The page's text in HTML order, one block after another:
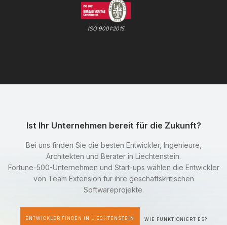
ISO 9001:2015
Ist Ihr Unternehmen bereit für die Zukunft?
Bei uns finden Sie die besten Entwickler, Ingenieure,
Architekten und Berater in Liechtenstein.
Fortune-500-Unternehmen und Start-ups wählen die Entwickler
von Team Extension für ihre geschäftskritischen
Softwareprojekte.
ENTWICKLER FINDEN IN LIECHTENSTEIN WIE FUNKTIONIERT ES?